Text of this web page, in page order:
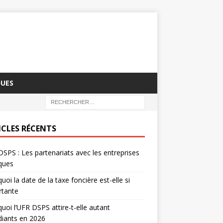
RÉCENTS
: Les partenariats avec les entreprises
la date de la taxe foncière est-elle si
l’UFR DSPS attire-t-elle autant
en 2026